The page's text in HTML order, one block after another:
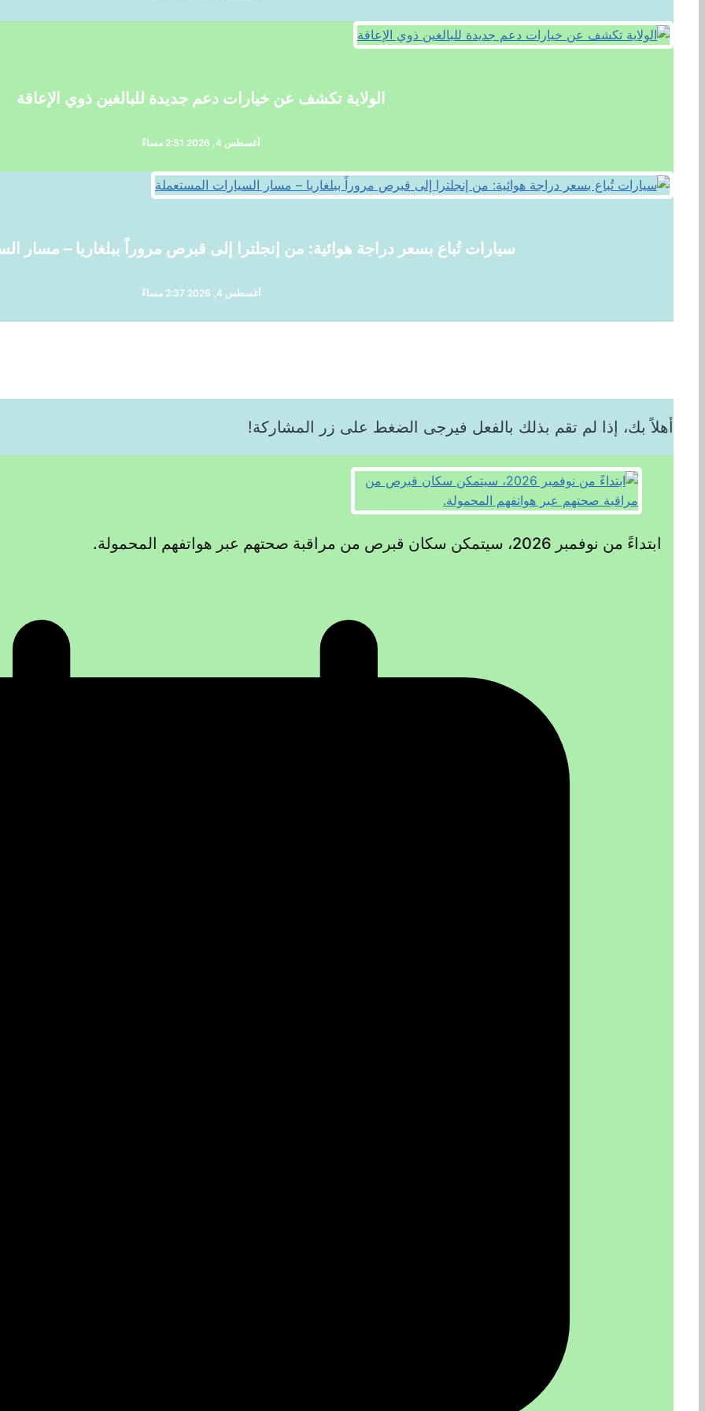
الولاية تكشف عن خيارات دعم جديدة للبالغين ذوي الإعاقة
أغسطس 4, 2026 2:51 مساءً
سيارات تُباع بسعر دراجة هوائية: من إنجلترا إلى قبرص مروراً ببلغاريا – مسار
أغسطس 4, 2026 2:37 مساءً
أهلاً بك، إذا لم تقم بذلك بالفعل فيرجى الضغط على زر المشاركة!
ابتداءً من نوفمبر 2026، سيتمكن سكان قبرص من مراقبة صحتهم عبر هواتفهم المحمولة.